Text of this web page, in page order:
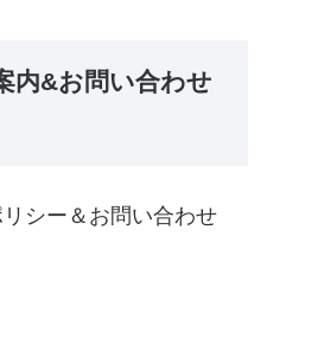
内&お問い合わせ
シー＆お問い合わせ